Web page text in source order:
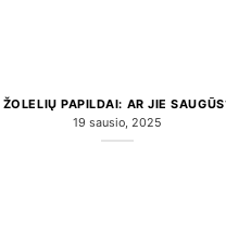
ŽOLELIŲ PAPILDAI: AR JIE
19 sausio, 2025